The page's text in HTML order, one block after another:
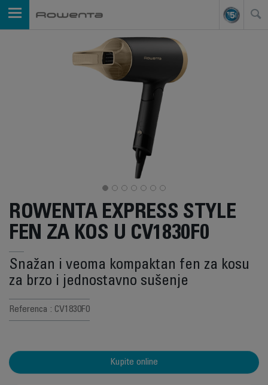
ROWENTA EXPRESS STYLE
FEN ZA KOS U CV1830F0
Snažan i veoma kompaktan fen za kosu
za brzo i jednostavno sušenje
Referenca : CV1830F0
Kupite online